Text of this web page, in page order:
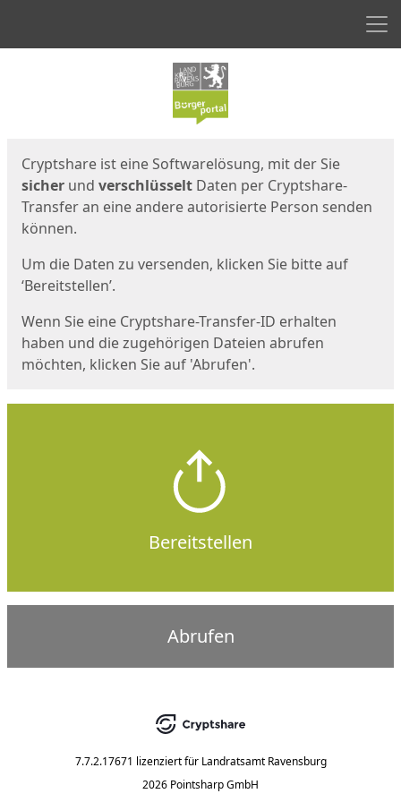
Cryptshare ist eine Softwarelösung, mit der Sie
sicher und verschlüsselt Daten per Cryptshare-
Transfer an eine andere autorisierte Person senden
können.
Um die Daten zu versenden, klicken Sie bitte auf
‘Bereitstellen’.
Wenn Sie eine Cryptshare-Transfer-ID erhalten
haben und die zugehörigen Dateien abrufen
möchten, klicken Sie auf 'Abrufen'.
Bereitstellen
Abrufen
7.7.2.17671 lizenziert für Landratsamt Ravensburg
2026 Pointsharp GmbH